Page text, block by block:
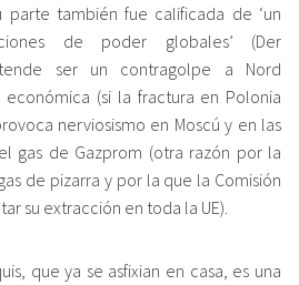
también fue calificada de ‘un
de poder globales’ (Der
ser un contragolpe a Nord
(si la fractura en Polonia
nerviosismo en Moscú y en las
gas de Gazprom (otra razón por la
de pizarra y por la que la Comisión
su extracción en toda la UE).
que ya se asfixian en casa, es una